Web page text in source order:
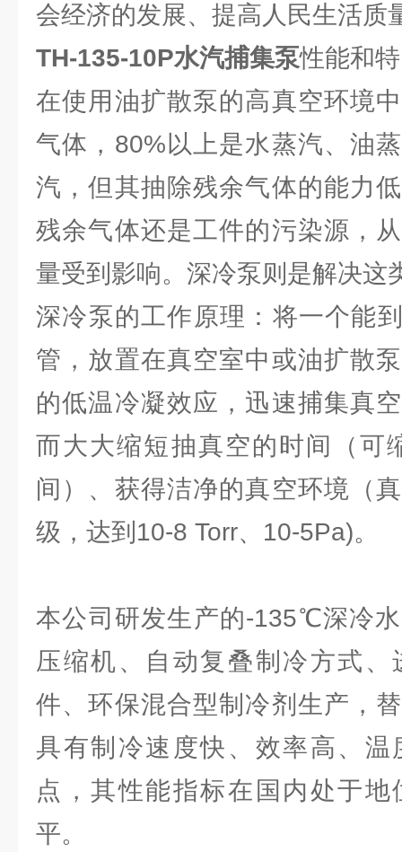
会经济的发展、提高人民生活质
TH-135-10P水汽捕集泵性能和
在使用油扩散泵的高真空环境
气体，80%以上是水蒸汽、油
汽，但其抽除残余气体的能力
残余气体还是工件的污染源，
量受到影响。深冷泵则是解决这
深冷泵的工作原理：将一个能
管，放置在真空室中或油扩散
的低温冷凝效应，迅速捕集真
而大大缩短抽真空的时间（可
间）、获得洁净的真空环境（
级，达到10-8 Torr、10-5Pa)。
本公司研发生产的-135℃深冷
压缩机、自动复叠制冷方式
件、环保混合型制冷剂生产，
具有制冷速度快、效率高、温
点，其性能指标在国内处于
平。